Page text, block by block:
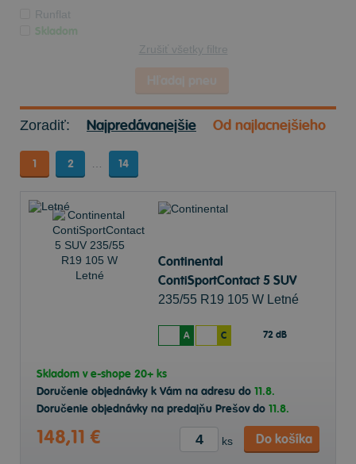
Runflat
Skladom
Zrušiť všetky filtre
Zoradiť: Najpredávanejšie Od najlacnejšieho
1 2 14
Continental
ContiSportContact 5 SUV
235/55 R19 105 W Letné
A C 72 dB
Skladom ve-shope 20+ ks
Doručenie objednávky k Vám na adresu do 11.8.
Doručenie objednávky na predajňu Prešov do 11.8.
148,11 € ks Do košíka